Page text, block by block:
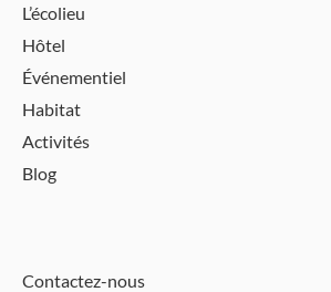
L’écolieu
Hôtel
Événementiel
Habitat
Activités
Blog
Contactez-nous